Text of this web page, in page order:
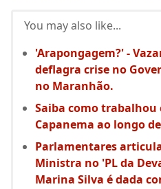
You may also like...
'Arapongagem?' -
deflagra crise no
no Maranhão.
Saiba como trabalhou
Capanema ao longo
Parlamentares
Ministra no 'PL da
Marina Silva é dada